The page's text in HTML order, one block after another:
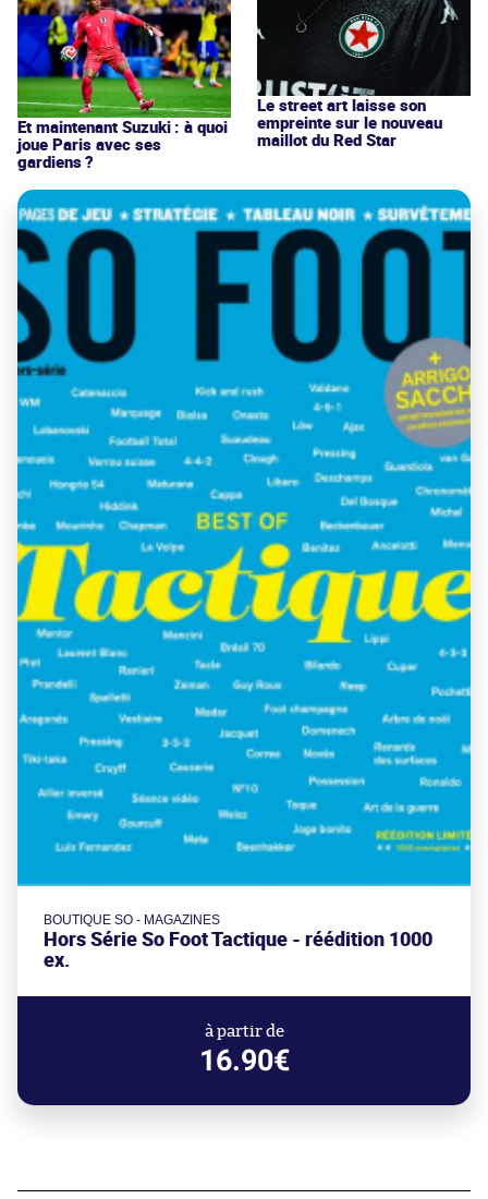
Et maintenant Suzuki : à quoi
joue Paris avec ses
gardiens ?
Le street art laisse son
empreinte sur le nouveau
maillot du Red Star
BOUTIQUE SO - MAGAZINES
Hors Série So Foot Tactique - réédition 1000
ex.
à partir de
16.90€